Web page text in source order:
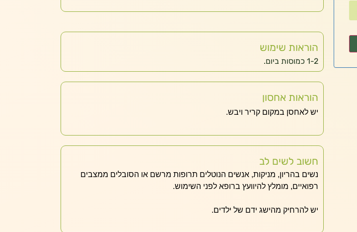
הוראות שימוש
1-2 כמוסות ביום.
הוראות אחסון
יש לאחסן במקום קריר ויבש.
חשוב לשים לב
נשים בהריון, מניקות, אנשים הנוטלים תרופות מרשם או הסובלים ממצבים
רפואיים, מומלץ להיוועץ ברופא לפני השימוש.
יש להרחיק מהישג ידם של ילדים.